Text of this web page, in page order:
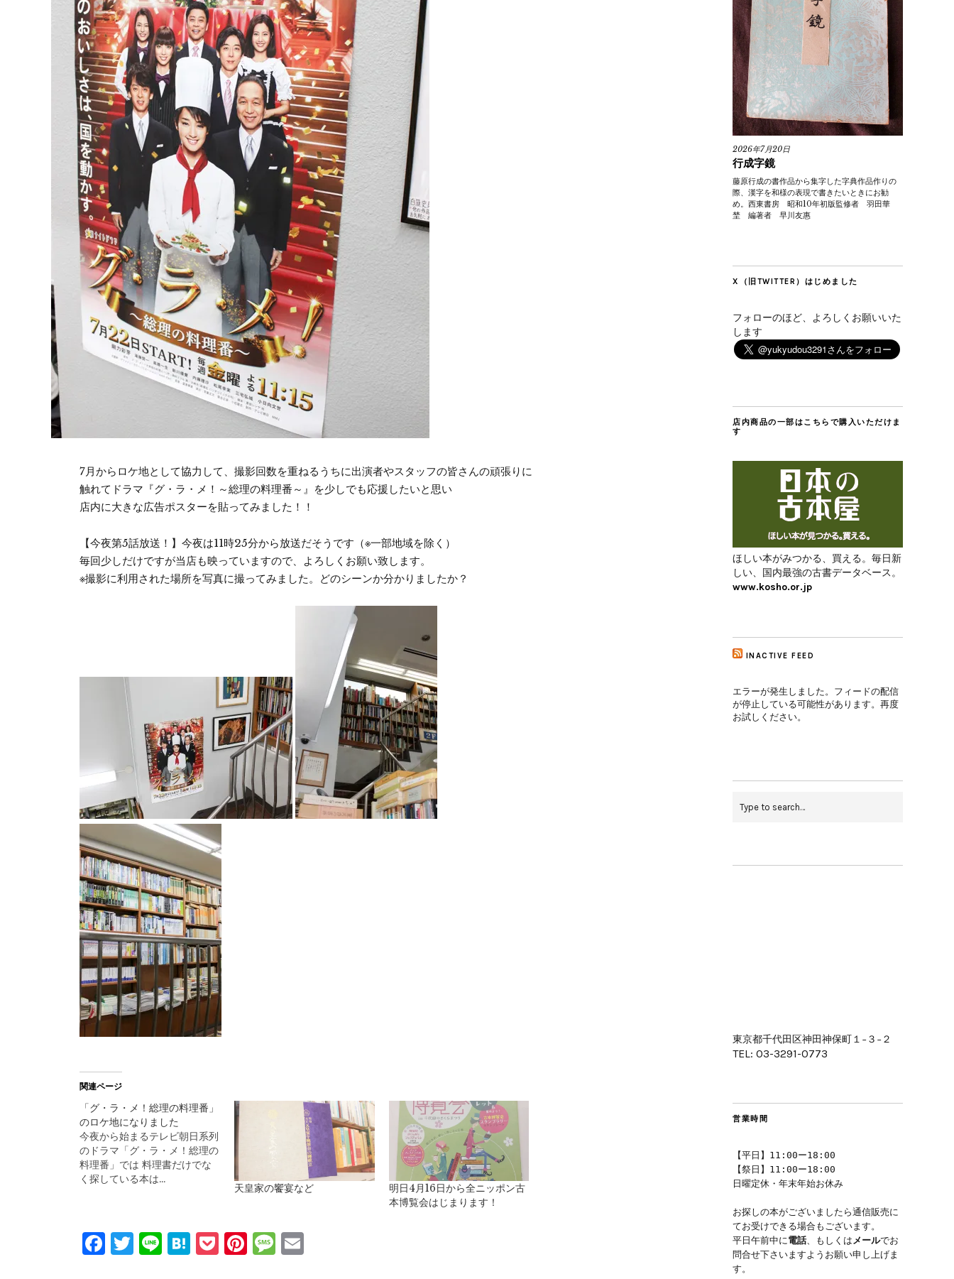
7月からロケ地として協力して、撮影回数を重ねるうちに出演者やスタッフの皆さんの頑張りに
触れてドラマ『グ・ラ・メ！～総理の料理番～』を少しでも応援したいと思い
店内に大きな広告ポスターを貼ってみました！！
【今夜第5話放送！】今夜は11時25分から放送だそうです（※一部地域を除く）
毎回少しだけですが当店も映っていますので、よろしくお願い致します。
※撮影に利用された場所を写真に撮ってみました。どのシーンか分かりましたか？
関連ページ
「グ・ラ・メ！総理の料理番」
のロケ地になりました
今夜から始まるテレビ朝日系列
のドラマ「グ・ラ・メ！総理の
料理番」では 料理書だけでな
く探している本は…
天皇家の饗宴など
明日4月16日から全ニッポン古
本博覧会はじまります！
Facebook
Twitter
LineHatena
Pocket
Pinterest
Message
2026年7月20日
行成字鏡
藤原行成の書作品から集字した字典作品作りの
際、漢字を和様の表現で書きたいときにお勧
め。西東書房 昭和10年初版監修者 羽田華
埜 編著者 早川友惠
X（旧TWITTER）はじめました
フォローのほど、よろしくお願いいた
します
店内商品の一部はこちらで購入いただけま
す
ほしい本がみつかる、買える。毎日新
しい、国内最強の古書データベース。
www.kosho.or.jp
INACTIVE FEED
エラーが発生しました。フィードの配信
が停止している可能性があります。再度
お試しください。
東京都千代田区神田神保町１−３−２
TEL: 03-3291-0773
営業時間
【平日】11:00ー18:00
【祭日】11:00ー18:00
日曜定休・年末年始お休み
お探しの本がございましたら通信販売に
てお受けできる場合もございます。
平日午前中に電話、もしくはメールでお
問合せ下さいますようお願い申し上げま
す。